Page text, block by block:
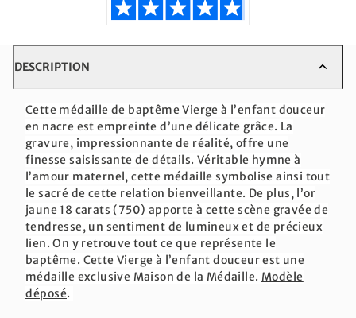
DESCRIPTION
Cette médaille de baptême Vierge à l’enfant douceur
en nacre est empreinte d’une délicate grâce. La
gravure, impressionnante de réalité, offre une
finesse saisissante de détails. Véritable hymne à
l’amour maternel, cette médaille symbolise ainsi tout
le sacré de cette relation bienveillante. De plus, l’or
jaune 18 carats (750) apporte à cette scène gravée de
tendresse, un sentiment de lumineux et de précieux
lien. On y retrouve tout ce que représente le
baptême. Cette Vierge à l’enfant douceur est une
médaille exclusive Maison de la Médaille. Modèle
déposé.